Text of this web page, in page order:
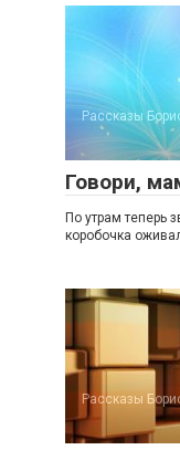
Рассказы
Говори,
По утрам теперь
коробочка
Рассказы